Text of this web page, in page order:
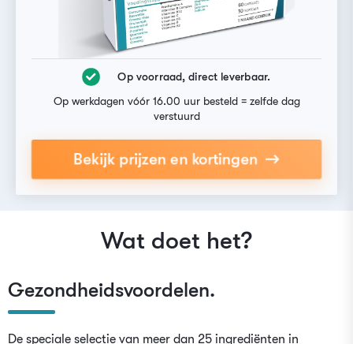
Op voorraad, direct leverbaar.
Op werkdagen vóór 16.00 uur besteld = zelfde dag
verstuurd
Bekijk prijzen en kortingen
Wat doet het?
Gezondheidsvoordelen.
De speciale selectie van meer dan 25 ingrediënten in